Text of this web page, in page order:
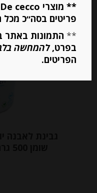
פריטים בסה״כ מכל
** התמונות באתר
בפרט,להמחשה
הפריטים.